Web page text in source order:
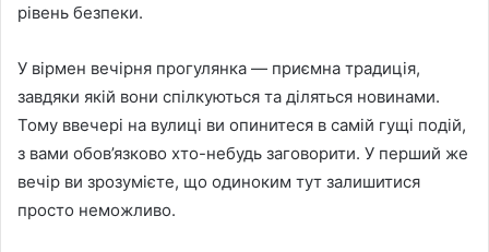
рівень безпеки.
У вірмен вечірня прогулянка — приємна традиція,
завдяки якій вони спілкуються та діляться новинами.
Тому ввечері на вулиці ви опинитеся в самій гущі подій,
з вами обов’язково хто-небудь заговорити. У перший же
вечір ви зрозумієте, що одиноким тут залишитися
просто неможливо.